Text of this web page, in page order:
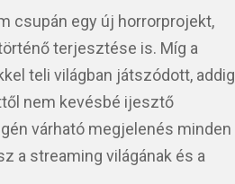
csupán egy új horrorprojekt,
terjesztése is. Míg a
teli világban játszódott, addig
nem kevésbé ijesztő
várható megjelenés minden
a streaming világának és a